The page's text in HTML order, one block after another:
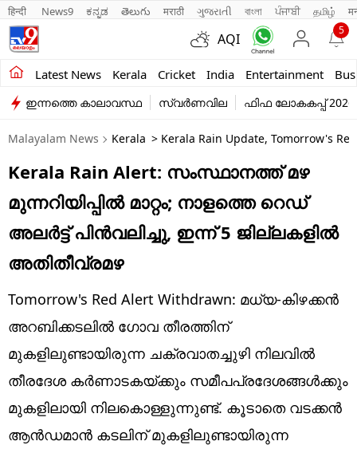
हिन्दी News9 ಕನ್ನಡ తెలుగు मराठी ગુજરાતી বাংলা ਪੰਜਾਬੀ தமிழ்
AQI
5
Latest News Kerala Cricket India Entertainment
Kerala
India
Entertainment
Business
Education
Sports
Lifestyle
world
Technology
Religion
Web Story
ഇന്നത്തെ കാലാവസ്ഥ സ്വർണവില ഫിഫ ലോകകപ്പ് 2026
Malayalam News Kerala > Kerala Rain Update, Tomorrow's
Kerala Rain Alert: സംസ്ഥാനത്ത് മഴ
മുന്നറിയിപ്പിൽ മാറ്റം; നാളത്തെ റെഡ്
അലർട്ട് പിൻവലിച്ചു, ഇന്ന് 5 ജില്ലകളിൽ
അതിതീവ്രമഴ
Tomorrow's Red Alert Withdrawn: മധ്യ-കിഴക്കൻ
അറബിക്കടലിൽ ഗോവ തീരത്തിന്
മുകളിലുണ്ടായിരുന്ന ചക്രവാതച്ചുഴി നിലവിൽ
തീരദേശ കർണാടകയ്ക്കും സമീപപ്രദേശങ്ങൾക്കും
മുകളിലായി നിലകൊള്ളുന്നുണ്ട്. കൂടാതെ വടക്കൻ
ആൻഡമാൻ കടലിന് മുകളിലുണ്ടായിരുന്ന